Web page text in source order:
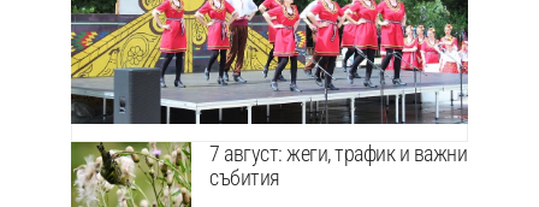
7 август: жеги, трафик и важни
събития